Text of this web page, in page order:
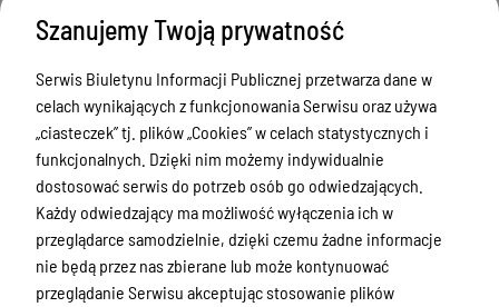
Ścieżka powrotu
Strona główna Rejestry budowlane Zgłoszenia budowy 2024
Rejestry budowlane
Menu Przedmiotowe
Kontakt i telefony w urzędzie
Ogłoszenia
Powiat Olsztyński
Rada Powiatu
Starostwo Powiatowe
Szanujemy Twoją prywatność
Serwis Biuletynu Informacji Publicznej przetwarza dane w
celach wynikających z funkcjonowania Serwisu oraz używa
„ciasteczek” tj. plików „Cookies” w celach statystycznych i
funkcjonalnych. Dzięki nim możemy indywidualnie
dostosować serwis do potrzeb osób go odwiedzających.
Każdy odwiedzający ma możliwość wyłączenia ich w
przeglądarce samodzielnie, dzięki czemu żadne informacje
nie będą przez nas zbierane lub może kontynuować
przeglądanie Serwisu akceptując stosowanie plików